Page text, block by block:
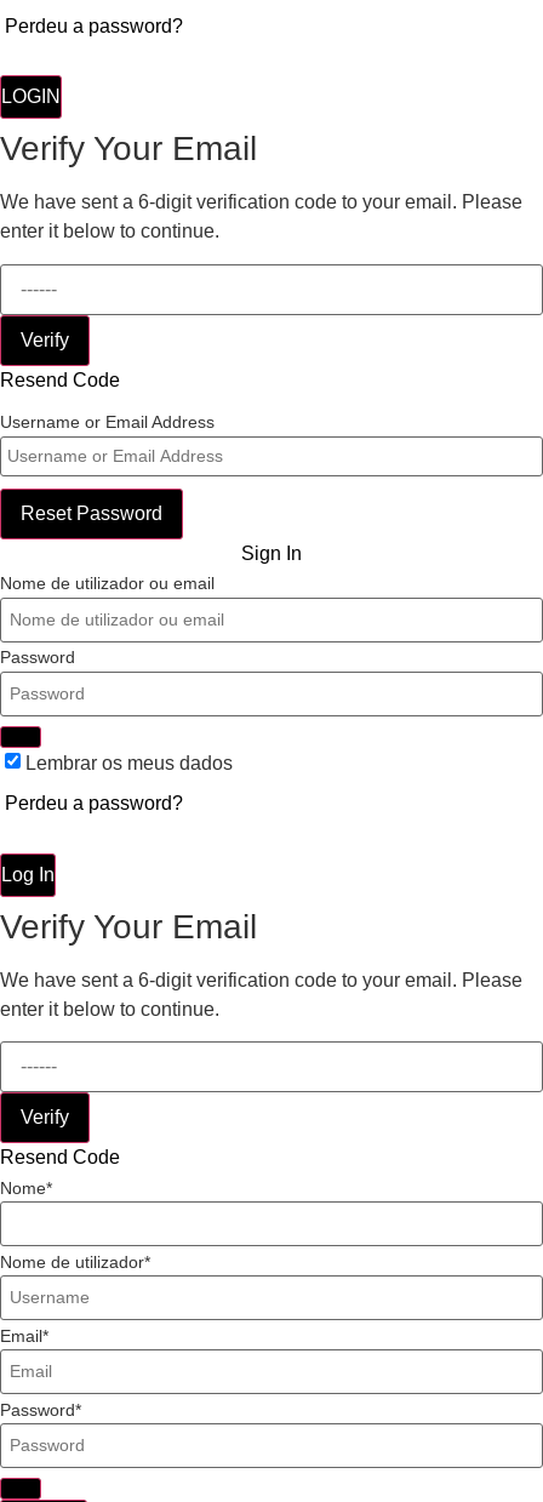
Perdeu a password?
LOGIN
Verify Your Email
We have sent a 6-digit verification code to your email. Please
enter it below to continue.
Verify
Resend Code
Username or Email Address
Reset Password
Sign In
Nome de utilizador ou email
Password
Lembrar os meus dados
Perdeu a password?
Log In
Verify Your Email
We have sent a 6-digit verification code to your email. Please
enter it below to continue.
Verify
Resend Code
Nome
Nome de utilizador
Email
Password